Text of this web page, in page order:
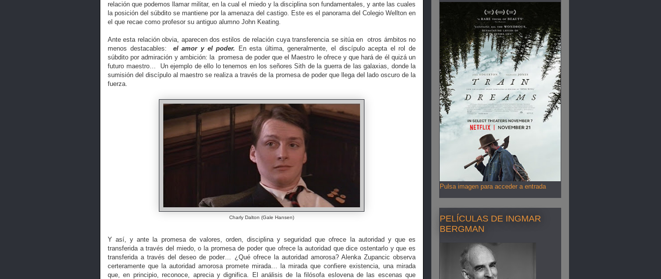
relación que podemos llamar militar, en la cual el miedo y la disciplina son fundamentales, y ante las cuales
la posición del súbdito se mantiene por la amenaza del castigo. Este es el panorama del Colegio Wellton en
el que recae como profesor su antiguo alumno John Keating.
Ante esta relación obvia, aparecen dos estilos de relación cuya transferencia se sitúa en
otros ámbitos no
menos destacables:
el amor y el poder. En esta última, generalmente, el discípulo acepta el rol de
súbdito por admiración y ambición: la promesa de poder que el Maestro le ofrece y que hará de él quizá un
futuro maestro…
Un ejemplo de ello lo tenemos en los señores Sith de la guerra de las galaxias, donde la
sumisión del discípulo al maestro se realiza a través de la promesa de poder que llega del lado oscuro de la
fuerza.
Charly Dalton (Gale Hansen)
Y así, y ante la promesa de valores, orden, disciplina y seguridad que ofrece la autoridad y que es
transferida a través del miedo, o la promesa de poder que ofrece la autoridad que dice ostentarlo y que es
transferida a través del deseo de poder… ¿Qué ofrece la autoridad amorosa? Alenka Zupancic observa
certeramente que la autoridad amorosa promete mirada… la mirada que confiere existencia, una mirada
que, en principio, reconoce, aprecia y dignifica. El análisis de la filósofa eslovena de las escenas que
Pulsa imagen para acceder a entrada
PELÍCULAS DE INGMAR
BERGMAN